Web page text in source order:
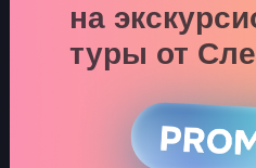
на
туры от